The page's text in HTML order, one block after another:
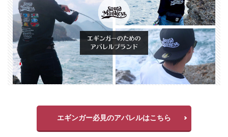
エギンガー必見のアパレルはこちら